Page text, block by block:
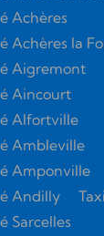
Achères
Achères la
Aigremont
Aincourt
Alfortville
Ambleville
Amponville
Andilly
Sarcelles